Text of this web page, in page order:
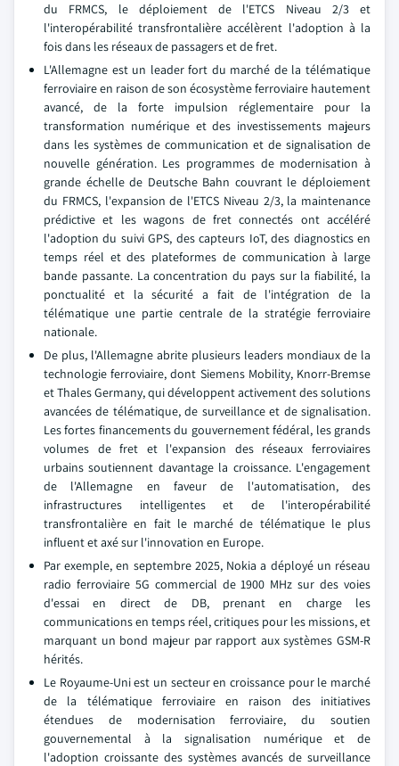
du FRMCS, le déploiement de l'ETCS Niveau 2/3 et
l'interopérabilité transfrontalière accélèrent l'adoption à la
fois dans les réseaux de passagers et de fret.
L'Allemagne est un leader fort du marché de la télématique
ferroviaire en raison de son écosystème ferroviaire hautement
avancé, de la forte impulsion réglementaire pour la
transformation numérique et des investissements majeurs
dans les systèmes de communication et de signalisation de
nouvelle génération. Les programmes de modernisation à
grande échelle de Deutsche Bahn couvrant le déploiement
du FRMCS, l'expansion de l'ETCS Niveau 2/3, la maintenance
prédictive et les wagons de fret connectés ont accéléré
l'adoption du suivi GPS, des capteurs IoT, des diagnostics en
temps réel et des plateformes de communication à large
bande passante. La concentration du pays sur la fiabilité, la
ponctualité et la sécurité a fait de l'intégration de la
télématique une partie centrale de la stratégie ferroviaire
nationale.
De plus, l'Allemagne abrite plusieurs leaders mondiaux de la
technologie ferroviaire, dont Siemens Mobility, Knorr-Bremse
et Thales Germany, qui développent activement des solutions
avancées de télématique, de surveillance et de signalisation.
Les fortes financements du gouvernement fédéral, les grands
volumes de fret et l'expansion des réseaux ferroviaires
urbains soutiennent davantage la croissance. L'engagement
de l'Allemagne en faveur de l'automatisation, des
infrastructures intelligentes et de l'interopérabilité
transfrontalière en fait le marché de télématique le plus
influent et axé sur l'innovation en Europe.
Par exemple, en septembre 2025, Nokia a déployé un réseau
radio ferroviaire 5G commercial de 1900 MHz sur des voies
d'essai en direct de DB, prenant en charge les
communications en temps réel, critiques pour les missions, et
marquant un bond majeur par rapport aux systèmes GSM-R
hérités.
Le Royaume-Uni est un secteur en croissance pour le marché
de la télématique ferroviaire en raison des initiatives
étendues de modernisation ferroviaire, du soutien
gouvernemental à la signalisation numérique et de
l'adoption croissante des systèmes avancés de surveillance